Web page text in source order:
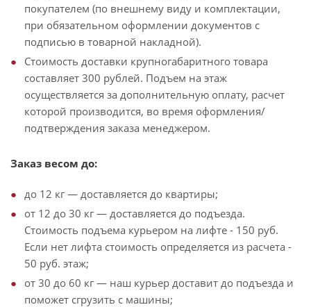
покупателем (по внешнему виду и комплектации,
при обязательном оформлении документов с
подписью в товарной накладной).
Стоимость доставки крупногабаритного товара
составляет 300 рублей. Подъем на этаж
осуществляется за дополнительную оплату, расчет
которой производится, во время оформления/
подтверждения заказа менеджером.
Заказ весом до:
до 12 кг — доставляется до квартиры;
от 12 до 30 кг — доставляется до подъезда.
Стоимость подъема курьером на лифте - 150 руб.
Если нет лифта стоимость определяется из расчета -
50 руб. этаж;
от 30 до 60 кг — наш курьер доставит до подъезда и
поможет сгрузить с машины;